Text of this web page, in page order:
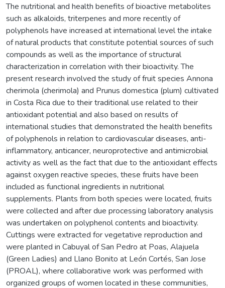
The nutritional and health benefits of bioactive metabolites
such as alkaloids, triterpenes and more recently of
polyphenols have increased at international level the intake
of natural products that constitute potential sources of such
compounds as well as the importance of structural
characterization in correlation with their bioactivity. The
present research involved the study of fruit species Annona
cherimola (cherimola) and Prunus domestica (plum) cultivated
in Costa Rica due to their traditional use related to their
antioxidant potential and also based on results of
international studies that demonstrated the health benefits
of polyphenols in relation to cardiovascular diseases, anti-
inflammatory, anticancer, neuroprotective and antimicrobial
activity as well as the fact that due to the antioxidant effects
against oxygen reactive species, these fruits have been
included as functional ingredients in nutritional
supplements. Plants from both species were located, fruits
were collected and after due processing laboratory analysis
was undertaken on polyphenol contents and bioactivity.
Cuttings were extracted for vegetative reproduction and
were planted in Cabuyal of San Pedro at Poas, Alajuela
(Green Ladies) and Llano Bonito at León Cortés, San Jose
(PROAL), where collaborative work was performed with
organized groups of women located in these communities,